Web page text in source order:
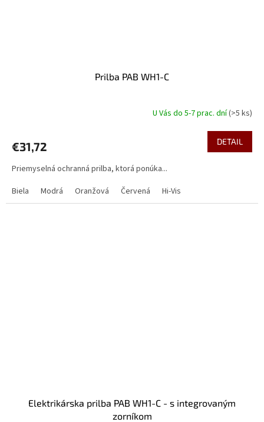
Prilba PAB WH1-C
U Vás do 5-7 prac. dní(>5 ks)
€31,72 DETAIL
Priemyselná ochranná prilba, ktorá ponúka...
Biela
Modrá Oranžová Červená Hi-Vis
Elektrikárska prilba PAB WH1-C - s integrovaným
zorníkom